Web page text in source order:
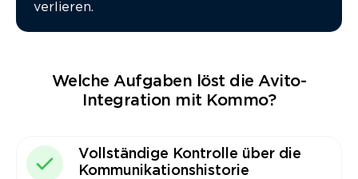
verlieren.
Welche Aufgaben löst die Avito-
Integration mit Kommo?
Vollständige Kontrolle über die
Kommunikationshistorie